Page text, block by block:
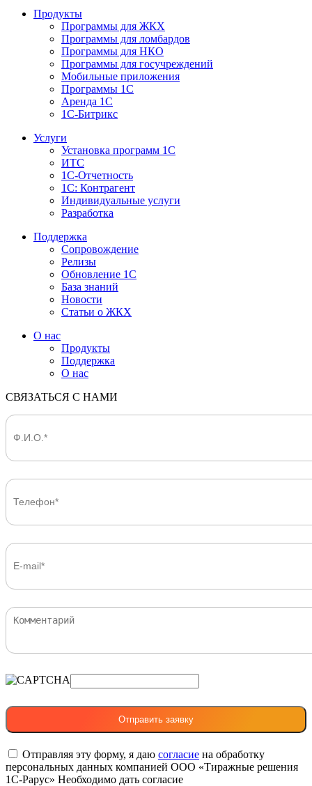
Продукты
Программы для ЖКХ
Программы для ломбардов
Программы для НКО
Программы для госучреждений
Мобильные приложения
Программы 1С
Аренда 1С
1С-Битрикс
Услуги
Установка программ 1С
ИТС
1С-Отчетность
1С: Контрагент
Индивидуальные услуги
Разработка
Поддержка
Сопровождение
Релизы
Обновление 1С
База знаний
Новости
Статьи о ЖКХ
О нас
Продукты
Поддержка
О нас
СВЯЗАТЬСЯ С НАМИ
Отправляя эту форму, я даю согласие на обработку
персональных данных компанией ООО «Тиражные решения
1С-Рарус» Необходимо дать согласие